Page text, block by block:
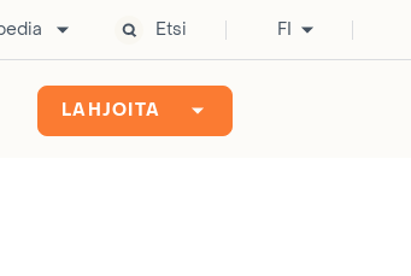
Etsi FI
LAHJOITA